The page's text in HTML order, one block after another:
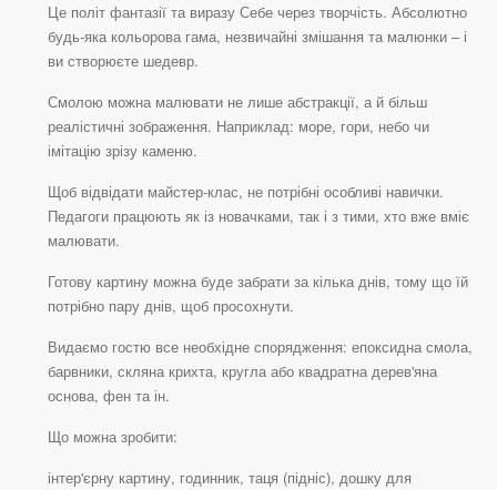
Це політ фантазії та виразу Себе через творчість. Абсолютно
будь-яка кольорова гама, незвичайні змішання та малюнки – і
ви створюєте шедевр.
Смолою можна малювати не лише абстракції, а й більш
реалістичні зображення. Наприклад: море, гори, небо чи
імітацію зрізу каменю.
Щоб відвідати майстер-клас, не потрібні особливі навички.
Педагоги працюють як із новачками, так і з тими, хто вже вміє
малювати.
Готову картину можна буде забрати за кілька днів, тому що їй
потрібно пару днів, щоб просохнути.
Видаємо гостю все необхідне спорядження: епоксидна смола,
барвники, скляна крихта, кругла або квадратна дерев'яна
основа, фен та ін.
Що можна зробити:
інтер'єрну картину, годинник, таця (підніс), дошку для